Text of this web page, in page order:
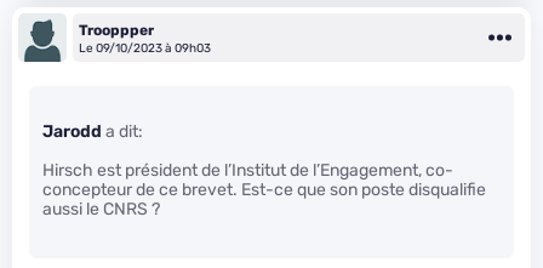
Trooppper
Le 09/10/2023 à 09h03
Jarodd a dit:
Hirsch est président de l’Institut de l’Engagement, co-
concepteur de ce brevet. Est-ce que son poste disqualifie
aussi le CNRS ?